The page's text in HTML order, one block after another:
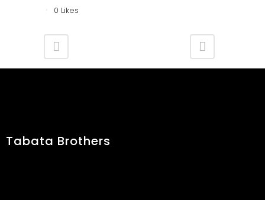
0 Likes
Tabata Brothers